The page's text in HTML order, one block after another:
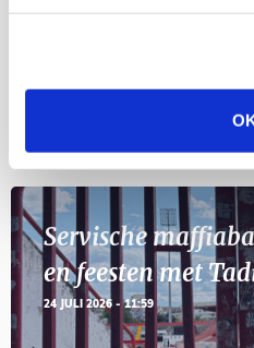
11
Servische
en feesten met
24 JULI 2026 - 11:59